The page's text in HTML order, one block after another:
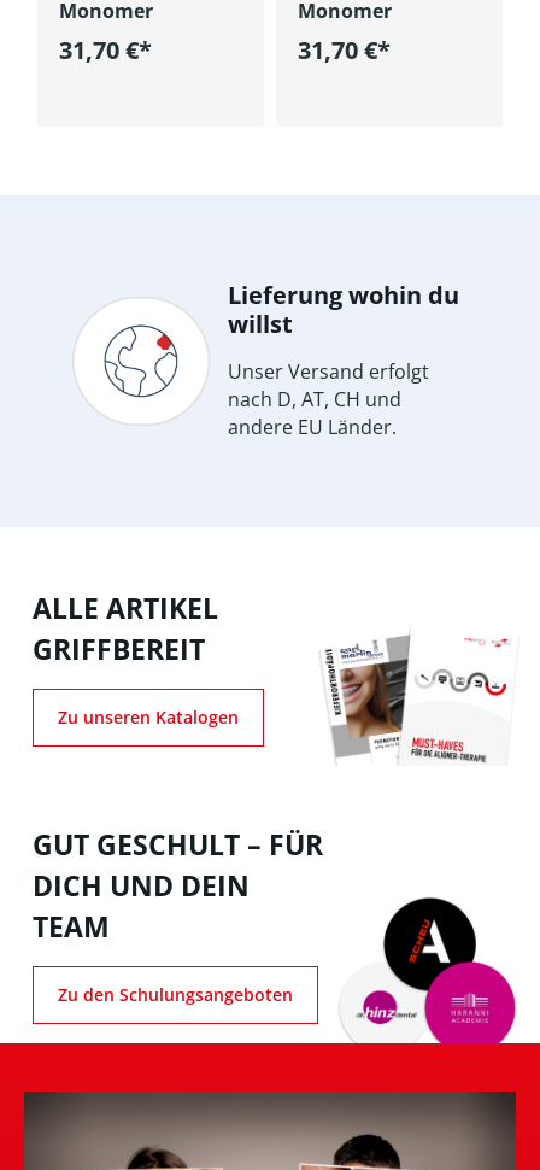
Monomer
31,70 €*
Monomer
31,70 €*
Lieferung wohin du
willst
Unser Versand erfolgt
nach D, AT, CH und
andere EU Länder.
ALLE ARTIKEL
GRIFFBEREIT
Zu unseren Katalogen
GUT GESCHULT – FÜR
DICH UND DEIN
TEAM
Zu den Schulungsangeboten